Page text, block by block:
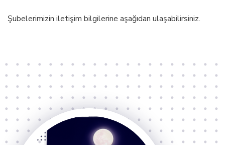
Şubelerimizin iletişim bilgilerine aşağıdan ulaşabilirsiniz.